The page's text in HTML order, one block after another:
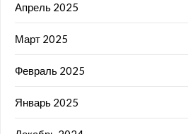
Апрель 2025
Март 2025
Февраль 2025
Январь 2025